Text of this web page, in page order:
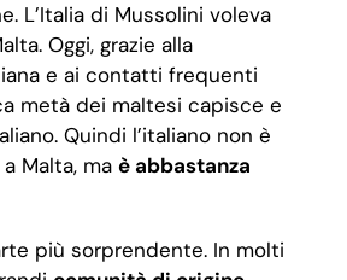
L’Italia di Mussolini voleva
Oggi, grazie alla
e ai contatti frequenti
metà dei maltesi capisce e
Quindi l’italiano non è
Malta, ma è abbastanza
più sorprendente. In molti